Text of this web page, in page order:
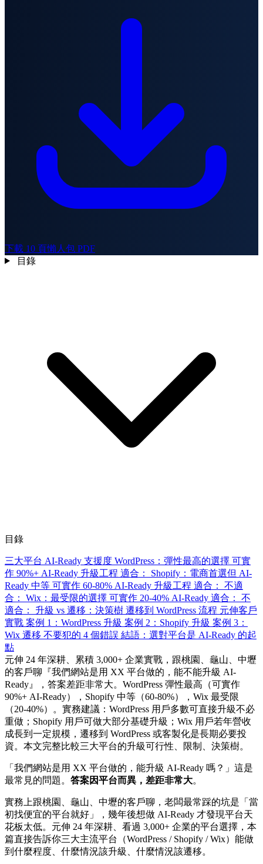
下載 10 頁懶人包 PDF
目錄
目錄
三大平台 AI-Ready 支援度 WordPress：彈性最高的選擇 可實
作 90%+ AI-Ready 升級工程 適合： Shopify：電商首選但 AI-
Ready 中等 可實作 60-80% AI-Ready 升級工程 適合： 不適
合： Wix：最受限的選擇 可實作 20-40% AI-Ready 適合： 不
適合： 升級 vs 遷移：決策樹 遷移到 WordPress 流程 元伸客戶
實戰 案例 1：WordPress 升級 案例 2：Shopify 升級 案例 3：
Wix 遷移 不要犯的 4 個錯誤 結語：選對平台是 AI-Ready 的起
點
元伸 24 年深耕、累積 3,000+ 企業實戰，跟桃園、龜山、中壢
的客戶聊『我們網站是用 XX 平台做的，能不能升級 AI-
Ready』，答案差距非常大。WordPress 彈性最高（可實作
90%+ AI-Ready），Shopify 中等（60-80%），Wix 最受限
（20-40%）。實務建議：WordPress 用戶多數可直接升級不必
重做；Shopify 用戶可做大部分基礎升級；Wix 用戶若年營收
成長到一定規模，遷移到 WordPress 或客製化是長期必要投
資。本文完整比較三大平台的升級可行性、限制、決策樹。
「我們網站是用 XX 平台做的，能升級 AI-Ready 嗎？」這是
最常見的問題。 答案因平台而異，差距非常大。
實務上跟桃園、龜山、中壢的客戶聊，老闆最常踩的坑是「當
初找便宜的平台就好」，幾年後想做 AI-Ready 才發現平台天
花板太低。元伸 24 年深耕、看過 3,000+ 企業的平台選擇，本
篇直接告訴你三大主流平台（WordPress / Shopify / Wix）能做
到什麼程度、什麼情況該升級、什麼情況該遷移。